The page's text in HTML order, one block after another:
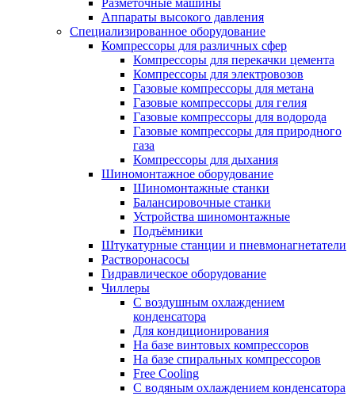
Разметочные машины
Аппараты высокого давления
Специализированное оборудование
Компрессоры для различных сфер
Компрессоры для перекачки цемента
Компрессоры для электровозов
Газовые компрессоры для метана
Газовые компрессоры для гелия
Газовые компрессоры для водорода
Газовые компрессоры для природного
газа
Компрессоры для дыхания
Шиномонтажное оборудование
Шиномонтажные станки
Балансировочные станки
Устройства шиномонтажные
Подъёмники
Штукатурные станции и пневмонагнетатели
Растворонасосы
Гидравлическое оборудование
Чиллеры
С воздушным охлаждением
конденсатора
Для кондиционирования
На базе винтовых компрессоров
На базе спиральных компрессоров
Free Cooling
С водяным охлаждением конденсатора